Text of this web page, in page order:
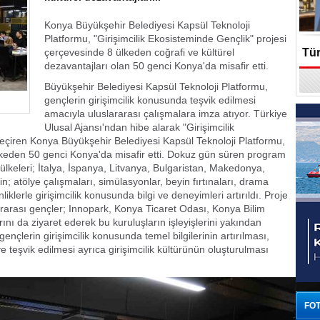
Konya Büyükşehir Belediyesi Kapsül Teknoloji
Platformu, "Girişimcilik Ekosisteminde Gençlik" projesi
çerçevesinde 8 ülkeden coğrafi ve kültürel
dezavantajları olan 50 genci Konya'da misafir etti.
Büyükşehir Belediyesi Kapsül Teknoloji Platformu,
gençlerin girişimcilik konusunda teşvik edilmesi
amacıyla uluslararası çalışmalara imza atıyor. Türkiye
Ulusal Ajansı'ndan hibe alarak "Girişimcilik
Konya Büyükşehir Belediyesi Kapsül Teknoloji Platformu,
50 genci Konya'da misafir etti. Dokuz gün süren program
İtalya, İspanya, Litvanya, Bulgaristan, Makedonya,
atölye çalışmaları, simülasyonlar, beyin fırtınaları, drama
girişimcilik konusunda bilgi ve deneyimleri artırıldı. Proje
gençler; Innopark, Konya Ticaret Odası, Konya Bilim
da ziyaret ederek bu kuruluşların işleyişlerini yakından
girişimcilik konusunda temel bilgilerinin artırılması,
teşvik edilmesi ayrıca girişimcilik kültürünün oluşturulması